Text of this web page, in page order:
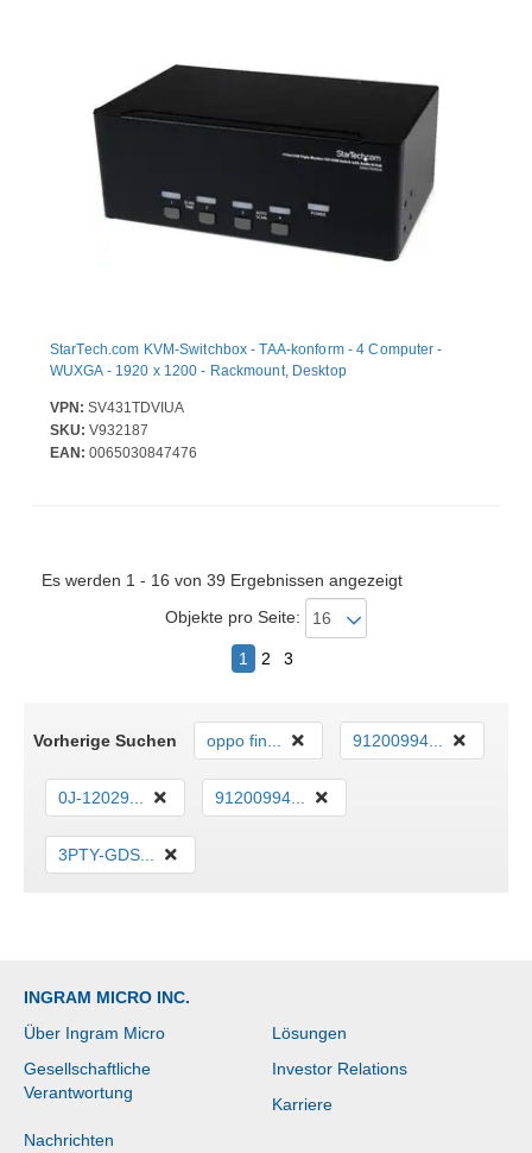
StarTech.com KVM-Switchbox - TAA-konform - 4 Computer -
WUXGA - 1920 x 1200 - Rackmount, Desktop
VPN: SV431TDVIUA
SKU: V932187
EAN: 0065030847476
Es werden 1 - 16 von 39 Ergebnissen angezeigt
Objekte pro Seite:
1 2 3
Vorherige Suchen oppo fin... 91200994...
0J-12029... 91200994...
3PTY-GDS...
INGRAM MICRO INC.
Über Ingram Micro
Lösungen
Gesellschaftliche
Verantwortung
Investor Relations
Karriere
Nachrichten